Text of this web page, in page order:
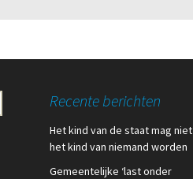
Recente berichten
Het kind van de staat mag niet
het kind van niemand worden
Gemeentelijke ‘last onder